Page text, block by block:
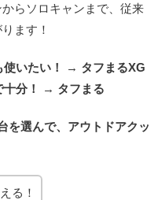
らソロキャンまで、従来
ます！
いたい！ → タフまるXG
分！ → タフまる
を選んで、アウトドアクッ
る！